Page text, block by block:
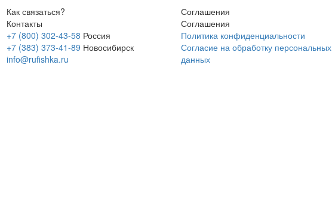
Как связаться?
Контакты
+7 (800) 302-43-58 Россия
+7 (383) 373-41-89 Новосибирск
info@rufishka.ru
Соглашения
Соглашения
Политика конфиденциальности
Согласие на обработку персональных
данных